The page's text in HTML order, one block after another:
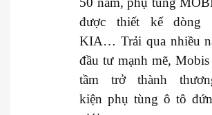
được thiết kế dòng
KIA… Trải qua nhiều
đầu tư mạnh mẽ,
tầm trở thành
kiện phụ tùng ô tô